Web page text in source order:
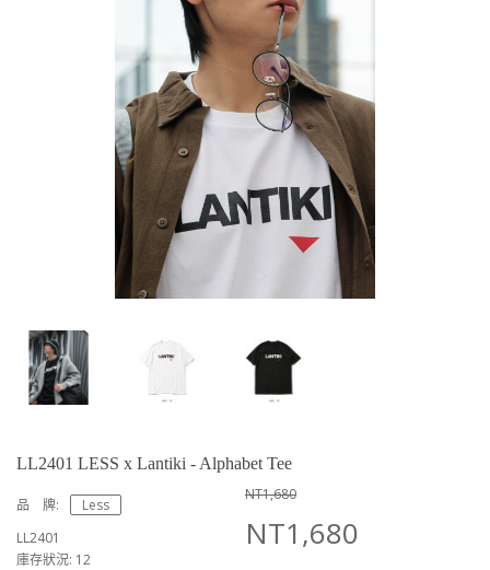
LL2401 LESS x Lantiki - Alphabet Tee
品 牌:
Less
LL2401
庫存狀況: 12
NT1,680
NT1,680